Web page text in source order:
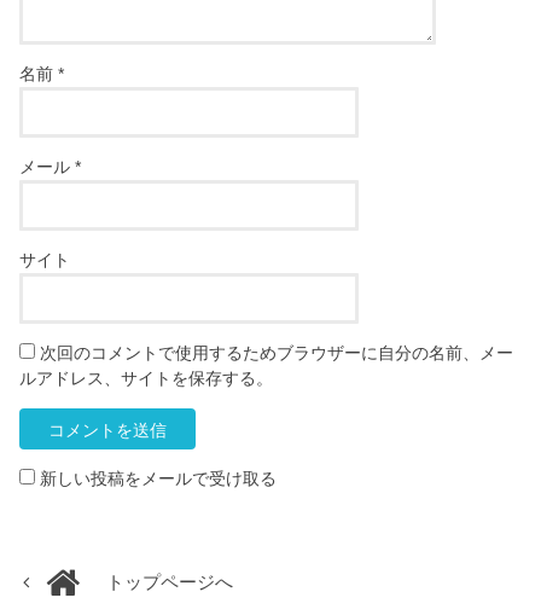
名前*
メール*
サイト
次回のコメントで使用するためブラウザーに自分の名前、メー
ルアドレス、サイトを保存する。
新しい投稿をメールで受け取る
トップページへ